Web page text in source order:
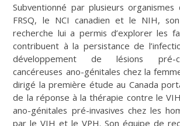
Subventionné par plusieurs organismes
FRSQ, le NCI canadien et le NIH,
recherche lui a permis d’explorer les
contribuent à la persistance de
développement de lésions pré-
cancéreuses ano-génitales chez la
dirigé la première étude au Canada
de la réponse à la thérapie contre le
ano-génitales pré-invasives chez les
par le VIH et le VPH. Son équipe de